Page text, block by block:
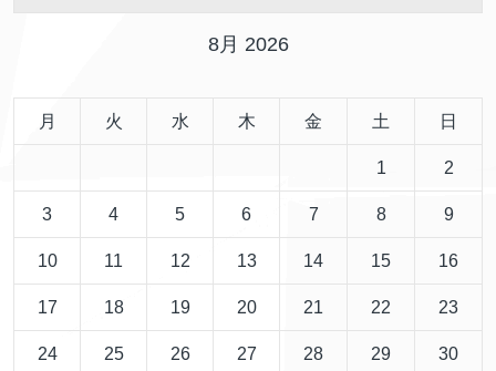
8月 2026
月 火 水 木 金 土 日
1 2
3 4 5 6 7 8 9
10 11 12 13 14 15 16
17 18 19 20 21 22 23
24 25 26 27 28 29 30